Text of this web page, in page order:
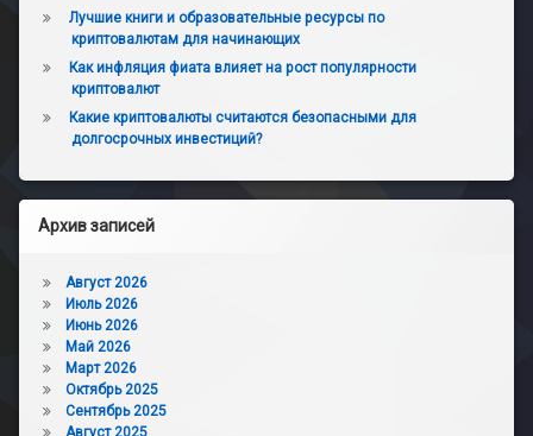
Лучшие книги и образовательные ресурсы по
криптовалютам для начинающих
Как инфляция фиата влияет на рост популярности
криптовалют
Какие криптовалюты считаются безопасными для
долгосрочных инвестиций?
Архив записей
Август 2026
Июль 2026
Июнь 2026
Май 2026
Март 2026
Октябрь 2025
Сентябрь 2025
Август 2025